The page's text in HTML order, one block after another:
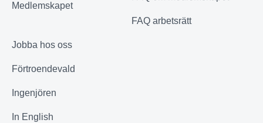
Medlemskapet
FAQ arbetsrätt
Jobba hos oss
Förtroendevald
Ingenjören
In English